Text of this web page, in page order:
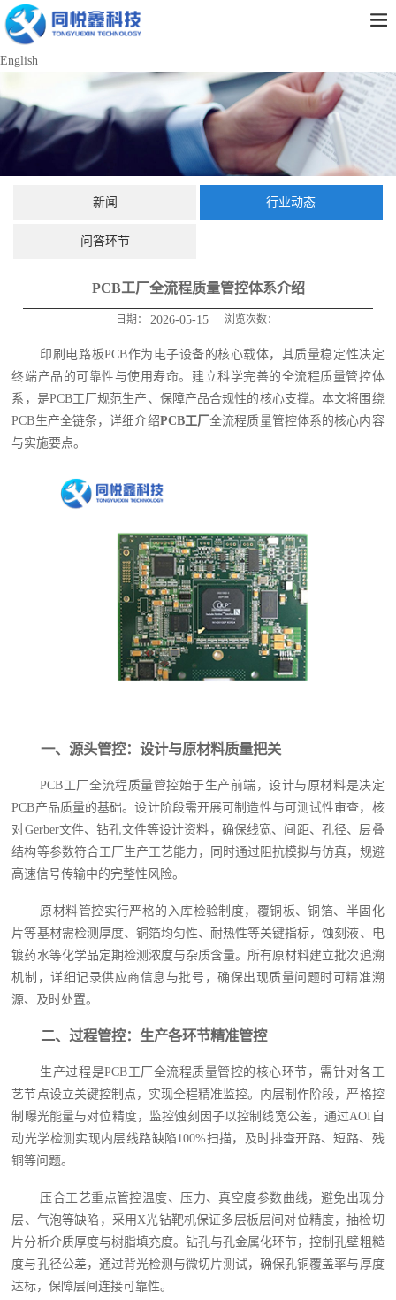
English
新闻 行业动态
问答环节
PCB工厂全流程质量管控体系介绍
日期： 2026-05-15 浏览次数：
印刷电路板PCB作为电子设备的核心载体，其质量稳定性决定
终端产品的可靠性与使用寿命。建立科学完善的全流程质量管控体
系，是PCB工厂规范生产、保障产品合规性的核心支撑。本文将围绕
PCB生产全链条，详细介绍PCB工厂全流程质量管控体系的核心内容
与实施要点。
一、源头管控：设计与原材料质量把关
PCB工厂全流程质量管控始于生产前端，设计与原材料是决定
PCB产品质量的基础。设计阶段需开展可制造性与可测试性审查，核
对Gerber文件、钻孔文件等设计资料，确保线宽、间距、孔径、层叠
结构等参数符合工厂生产工艺能力，同时通过阻抗模拟与仿真，规避
高速信号传输中的完整性风险。
原材料管控实行严格的入库检验制度，覆铜板、铜箔、半固化
片等基材需检测厚度、铜箔均匀性、耐热性等关键指标，蚀刻液、电
镀药水等化学品定期检测浓度与杂质含量。所有原材料建立批次追溯
机制，详细记录供应商信息与批号，确保出现质量问题时可精准溯
源、及时处置。
二、过程管控：生产各环节精准管控
生产过程是PCB工厂全流程质量管控的核心环节，需针对各工
艺节点设立关键控制点，实现全程精准监控。内层制作阶段，严格控
制曝光能量与对位精度，监控蚀刻因子以控制线宽公差，通过AOI自
动光学检测实现内层线路缺陷100%扫描，及时排查开路、短路、残
铜等问题。
压合工艺重点管控温度、压力、真空度参数曲线，避免出现分
层、气泡等缺陷，采用X光钻靶机保证多层板层间对位精度，抽检切
片分析介质厚度与树脂填充度。钻孔与孔金属化环节，控制孔壁粗糙
度与孔径公差，通过背光检测与微切片测试，确保孔铜覆盖率与厚度
达标，保障层间连接可靠性。